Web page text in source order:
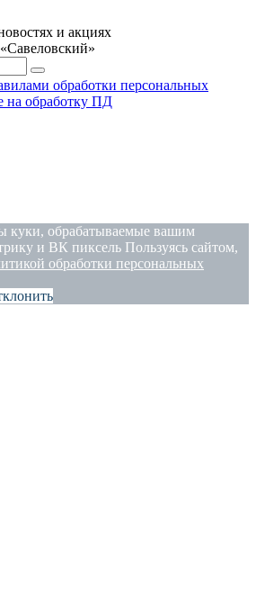
и акциях
обработки персональных
на обработку ПД
куки, обрабатываемые вашим
и ВК пиксель Пользуясь сайтом,
обработки персональных